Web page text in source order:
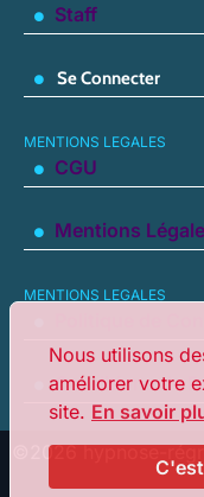
Nous utilisons
améliorer votre
site. En savoir
Staff
Se Connecter
MENTIONS LEGALES
CGU
Mentions
MENTIONS LEGALES
Conditions de
2026hypnose-